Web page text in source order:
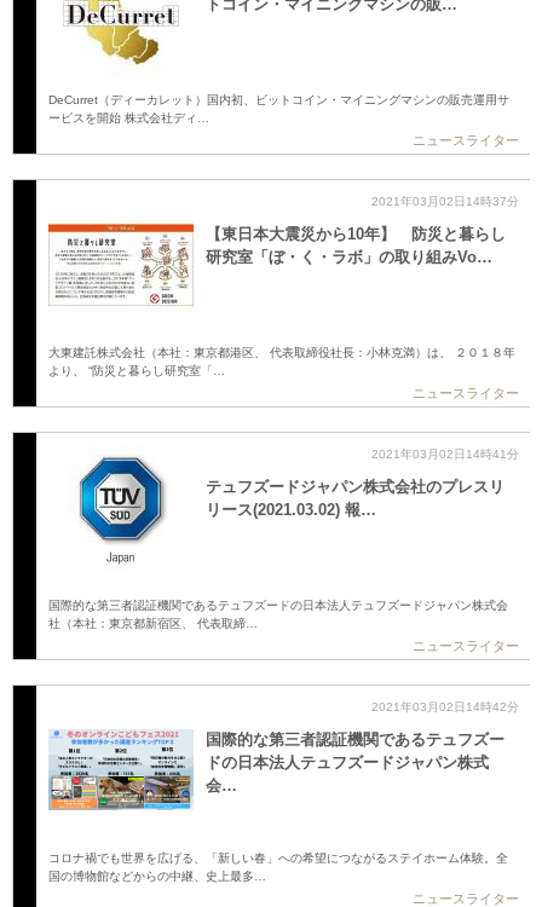
トコイン・マイニングマシンの販…
DeCurret（ディーカレット）国内初、ビットコイン・マイニングマシンの販売運用サ
ービスを開始 株式会社ディ…
ニュースライター
2021年03月02日14時37分
【東日本大震災から10年】 防災と暮らし
研究室「ぼ・く・ラボ」の取り組みVo…
大東建託株式会社（本社：東京都港区、 代表取締役社長：小林克満）は、 ２０１８年
より、 “防災と暮らし研究室「…
ニュースライター
2021年03月02日14時41分
テュフズードジャパン株式会社のプレスリ
リース(2021.03.02) 報…
国際的な第三者認証機関であるテュフズードの日本法人テュフズードジャパン株式会
社（本社：東京都新宿区、 代表取締…
ニュースライター
2021年03月02日14時42分
国際的な第三者認証機関であるテュフズー
ドの日本法人テュフズードジャパン株式
会…
コロナ禍でも世界を広げる、「新しい春」への希望につながるステイホーム体験。全
国の博物館などからの中継、史上最多…
ニュースライター